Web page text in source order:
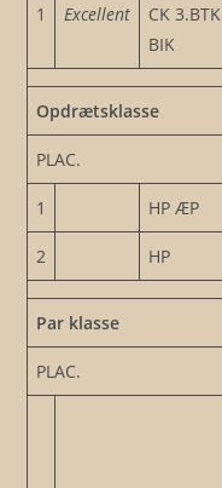
1 Excellent
CK 3.BTK
BIK
Opdrætsklasse
PLAC.
1 HP ÆP
2 HP
Par klasse
PLAC.